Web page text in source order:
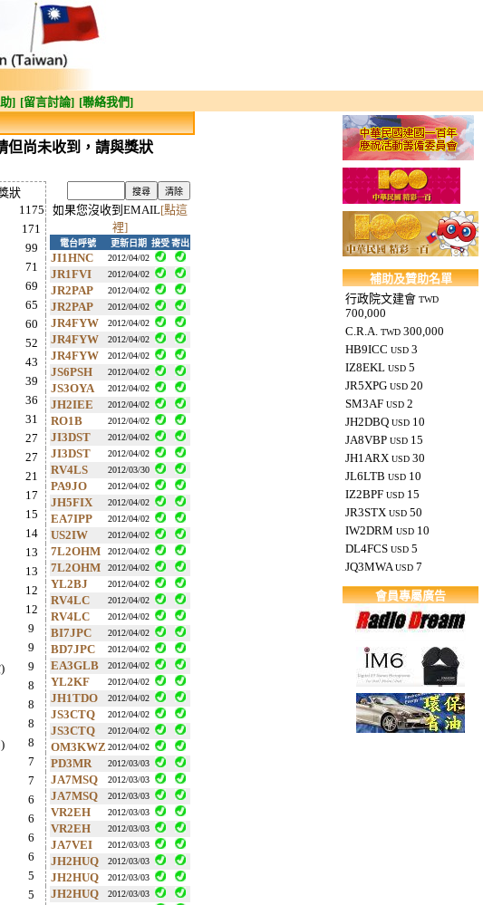
] [留言討論] [聯絡我們]
補助及贊助名單
行政院文建會 TWD
700,000
C.R.A. TWD 300,000
HB9ICC USD 3
IZ8EKL USD 5
JR5XPG USD 20
SM3AF USD 2
JH2DBQ USD 10
JA8VBP USD 15
JH1ARX USD 30
JL6LTB USD 10
IZ2BPF USD 15
JR3STX USD 50
IW2DRM USD 10
DL4FCS USD 5
JQ3MWAUSD 7
會員專屬廣告
但尚未收到，請與獎狀
狀
1175
171
99
71
69
65
60
52
43
39
36
31
27
27
21
17
15
14
13
13
12
12
9
9
9
8
8
8
8
7
7
6
6
6
6
5
5
如果您沒收到EMAIL[點這
裡]
電台呼號 更新日期 接受 寄出
JI1HNC 2012/04/02
JR1FVI 2012/04/02
JR2PAP 2012/04/02
JR2PAP 2012/04/02
JR4FYW 2012/04/02
JR4FYW 2012/04/02
JR4FYW 2012/04/02
JS6PSH 2012/04/02
JS3OYA 2012/04/02
JH2IEE 2012/04/02
RO1B 2012/04/02
JI3DST 2012/04/02
JI3DST 2012/04/02
RV4LS 2012/03/30
PA9JO 2012/04/02
JH5FIX 2012/04/02
EA7IPP 2012/04/02
US2IW 2012/04/02
7L2OHM 2012/04/02
7L2OHM 2012/04/02
YL2BJ 2012/04/02
RV4LC 2012/04/02
RV4LC 2012/04/02
BI7JPC 2012/04/02
BD7JPC 2012/04/02
EA3GLB 2012/04/02
YL2KF 2012/04/02
JH1TDO 2012/04/02
JS3CTQ 2012/04/02
JS3CTQ 2012/04/02
OM3KWZ 2012/04/02
PD3MR 2012/03/03
JA7MSQ 2012/03/03
JA7MSQ 2012/03/03
VR2EH 2012/03/03
VR2EH 2012/03/03
JA7VEI 2012/03/03
JH2HUQ 2012/03/03
JH2HUQ 2012/03/03
JH2HUQ 2012/03/03